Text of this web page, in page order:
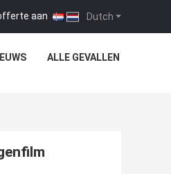
Dutch
aan |
ALLE GEVALLEN